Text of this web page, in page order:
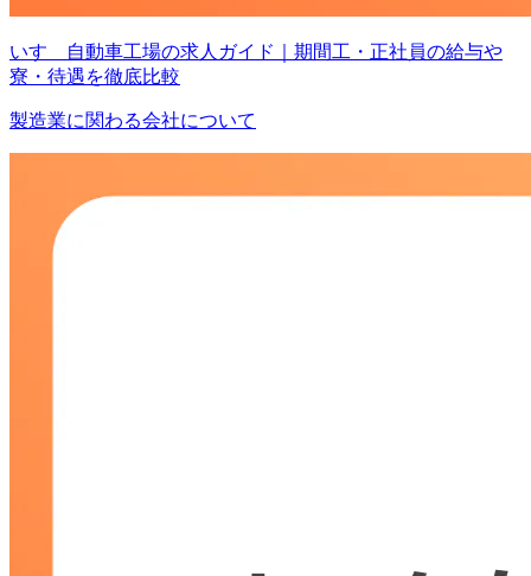
いすゞ自動車工場の求人ガイド｜期間工・正社員の給与や
寮・待遇を徹底比較
製造業に関わる会社について